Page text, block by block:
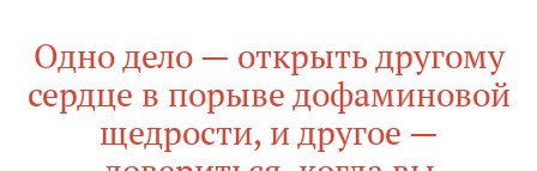
Одно дело — открыть другому
сердце в порыве дофаминовой
щедрости, и другое —